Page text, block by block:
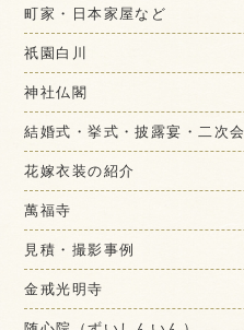
町家・日本家屋など
祇園白川
神社仏閣
結婚式・挙式・披露宴・二次会
花嫁衣装の紹介
萬福寺
見積・撮影事例
金戒光明寺